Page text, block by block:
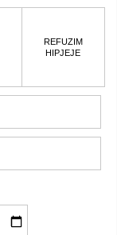
REFUZIM
HIPJEJE